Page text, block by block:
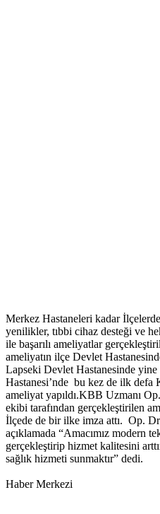
Merkez Hastaneleri kadar
yenilikler, tıbbi cihaz desteği ve
ile başarılı ameliyatlar
ameliyatın ilçe Devlet
Lapseki Devlet Hastanesinde
Hastanesi’nde bu kez de ilk defa
ameliyat yapıldı.KBB Uzmanı
ekibi tarafından gerçekleştirilen
İlçede de bir ilke imza attı. Op.
açıklamada “Amacımız modern
gerçekleştirip hizmet kalitesini
sağlık hizmeti sunmaktır” dedi.
Haber Merkezi